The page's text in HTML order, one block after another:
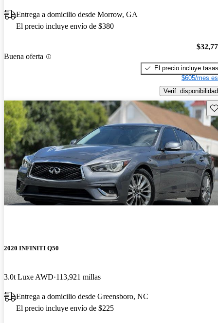
Entrega a domicilio desde Morrow, GA
El precio incluye envío de $380
Buena oferta
El precio incluye tasas
$605/mes
Verif. disponibilidad
2020 INFINITI Q50
3.0t Luxe AWD 113,921 millas
Entrega a domicilio desde Greensboro, NC
El precio incluye envío de $225